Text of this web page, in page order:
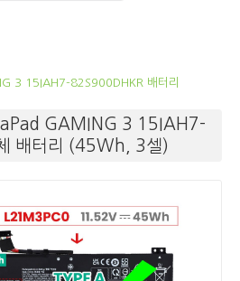
3 15IAH7-82S900DHKR 배터리
GAMING 3 15IAH7-
배터리 (45Wh, 3셀)